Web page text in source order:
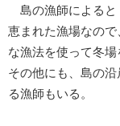
島の漁師によると
恵まれた漁場なの
な漁法を使って冬場
その他にも、島の
る漁師もいる。